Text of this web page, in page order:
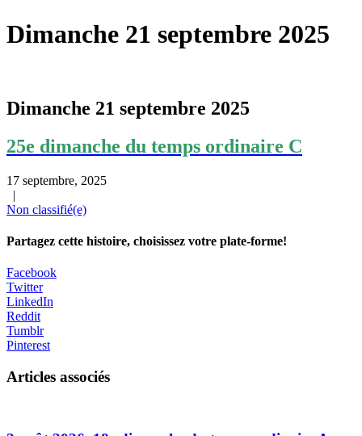
Dimanche 21 septembre 2025
Dimanche 21 septembre 2025
25e dimanche du temps ordinaire C
17 septembre, 2025
|
Non classifié(e)
Partagez cette histoire, choisissez votre plate-forme!
Facebook
Twitter
LinkedIn
Reddit
Tumblr
Pinterest
Articles associés